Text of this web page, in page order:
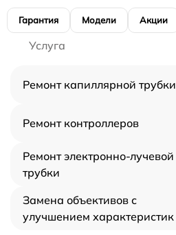
Гарантия Модели Акции
Услуга
Ремонт капиллярной трубки
Ремонт контроллеров
Ремонт электронно-лучевой
трубки
Замена объективов с
улучшением характеристик